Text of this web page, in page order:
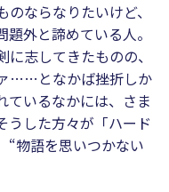
ならなりたいけど、
外と諦めている人。
志してきたものの、
……となかば挫折しか
ているなかには、さま
うした方々が「ハード
“物語を思いつかない